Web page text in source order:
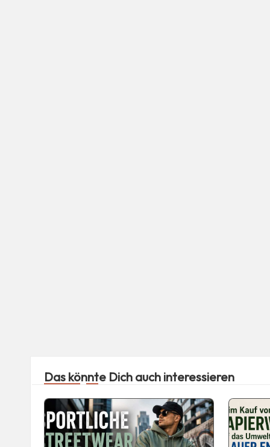
Das könnte Dich auch interessieren